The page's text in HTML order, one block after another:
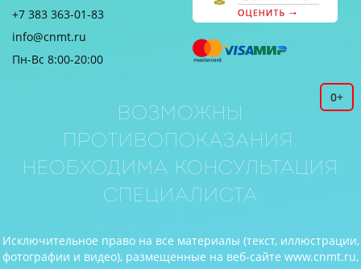
+7 383 363-01-83
info@cnmt.ru
Пн-Вс 8:00-20:00
0+
Возможны
противопоказания.
Необходима консультация
специалиста
Исключительное право на все материалы (текст, иллюстрации,
фотографии и видео), размещенные на веб-сайте www.cnmt.ru,